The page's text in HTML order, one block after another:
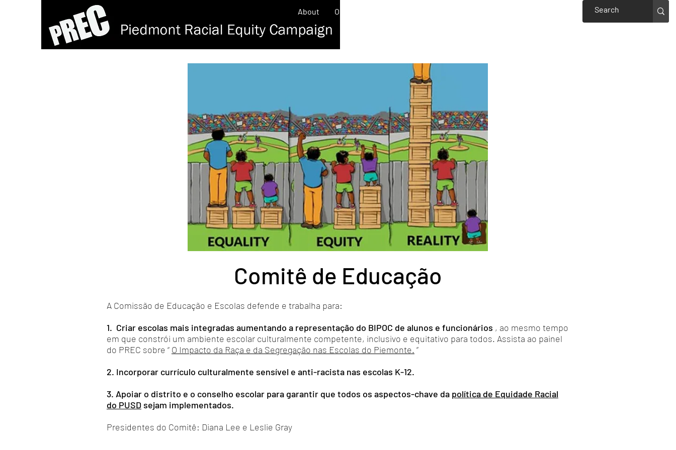
About Our Work
Comitê de Educação
A Comissão de Educação e Escolas defende e trabalha para:
1. Criar escolas mais integradas aumentando a representação do BIPOC de alunos e funcionários , ao mesmo tempo
em que constrói um ambiente escolar culturalmente competente, inclusivo e equitativo para todos. Assista ao painel
do PREC sobre “ O Impacto da Raça e da Segregação nas Escolas do Piemonte. ”
2. Incorporar currículo culturalmente sensível e anti-racista nas escolas K-12.
3. Apoiar o distrito e o conselho escolar para garantir que todos os aspectos-chave da política de Equidade Racial
do PUSD sejam implementados.
Presidentes do Comitê: Diana Lee e Leslie Gray